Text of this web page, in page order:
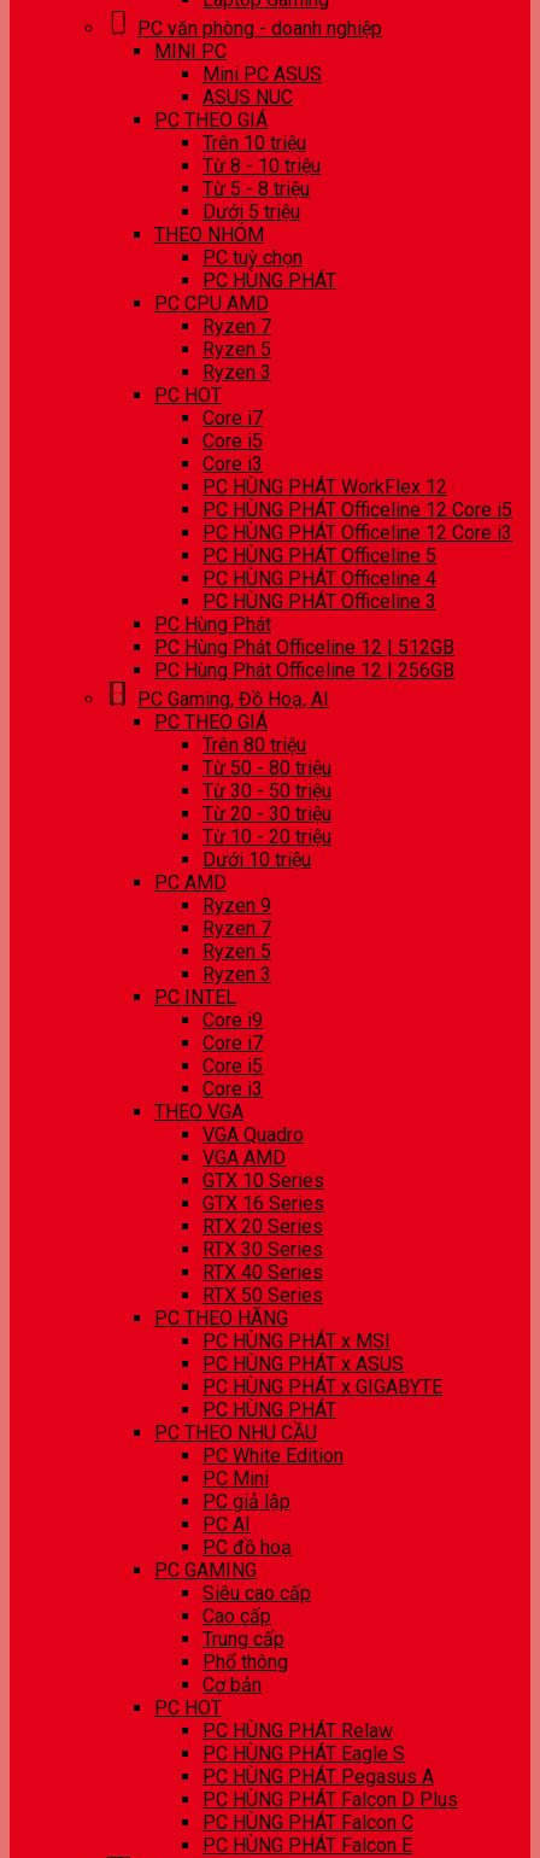
PC văn phòng - doanh nghiệp
MINI PC
Mini PC ASUS
ASUS NUC
PC THEO GIÁ
Trên 10 triệu
Từ 8 - 10 triệu
Từ 5 - 8 triệu
Dưới 5 triệu
THEO NHÓM
PC tuỳ chọn
PC HÙNG PHÁT
PC CPU AMD
Ryzen 7
Ryzen 5
Ryzen 3
PC HOT
Core i7
Core i5
Core i3
PC HÙNG PHÁT WorkFlex 12
PC HÙNG PHÁT Officeline 12 Core i5
PC HÙNG PHÁT Officeline 12 Core i3
PC HÙNG PHÁT Officeline 5
PC HÙNG PHÁT Officeline 4
PC HÙNG PHÁT Officeline 3
PC Hùng Phát
PC Hùng Phát Officeline 12 | 512GB
PC Hùng Phát Officeline 12 | 256GB
PC Gaming, Đồ Hoạ, AI
PC THEO GIÁ
Trên 80 triệu
Từ 50 - 80 triệu
Từ 30 - 50 triệu
Từ 20 - 30 triệu
Từ 10 - 20 triệu
Dưới 10 triệu
PC AMD
Ryzen 9
Ryzen 7
Ryzen 5
Ryzen 3
PC INTEL
Core i9
Core i7
Core i5
Core i3
THEO VGA
VGA Quadro
VGA AMD
GTX 10 Series
GTX 16 Series
RTX 20 Series
RTX 30 Series
RTX 40 Series
RTX 50 Series
PC THEO HÃNG
PC HÙNG PHÁT x MSI
PC HÙNG PHÁT x ASUS
PC HÙNG PHÁT x GIGABYTE
PC HÙNG PHÁT
PC THEO NHU CẦU
PC White Edition
PC Mini
PC giả lập
PC AI
PC đồ hoạ
PC GAMING
Siêu cao cấp
Cao cấp
Trung cấp
Phổ thông
Cơ bản
PC HOT
PC HÙNG PHÁT Relaw
PC HÙNG PHÁT Eagle S
PC HÙNG PHÁT Pegasus A
PC HÙNG PHÁT Falcon D Plus
PC HÙNG PHÁT Falcon C
PC HÙNG PHÁT Falcon E